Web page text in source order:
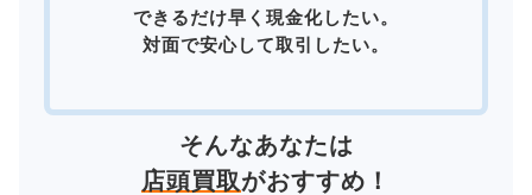
できるだけ早く現金化したい。
対面で安心して取引したい。
そんなあなたは
店頭買取がおすすめ！